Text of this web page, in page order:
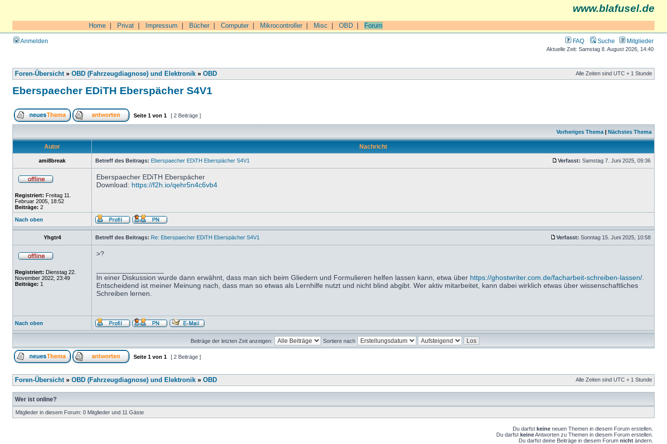
www.blafusel.de
Home Privat Impressum Bücher| Computer| Mikrocontroller| Misc OBD Forum
Anmelden FAQ Suche Mitglieder
Aktuelle Zeit: Samstag 8. August 2026, 14:40
Foren-Übersicht» OBD (Fahrzeugdiagnose) und Elektronik » OBD Alle Zeiten sind UTC + 1 Stunde
Eberspaecher EDiTH Eberspächer S4V1
Seite 1 von 1 [ 2 Beiträge ]
Vorheriges Thema | Nächstes Thema
Autor Nachricht
ami8break Betreff des Beitrags: Eberspaecher EDiTH Eberspächer S4V1 Verfasst: Samstag 7. Juni 2025, 09:36
Registriert: Freitag 11.
Februar 2005, 18:52
Beiträge: 2
Eberspaecher EDiTH Eberspächer
Download: https://f2h.io/qehr5n4c6vb4
Nach oben
Yhgtr4 Betreff des Beitrags: Re: Eberspaecher EDiTH Eberspächer S4V1 Verfasst: Sonntag 15. Juni 2025, 10:58
Registriert: Dienstag 22.
November 2022, 23:49
Beiträge: 1
>?
In einer Diskussion wurde dann erwähnt, dass man sich beim Gliedern und Formulieren helfen lassen kann, etwa über https://ghostwriter.com.de/facharbeit-schreiben-lassen/
Entscheidend ist meiner Meinung nach, dass man so etwas als Lernhilfe nutzt und nicht blind abgibt. Wer aktiv mitarbeitet, kann dabei wirklich etwas über wissenschaftliches
Schreiben lernen.
Nach oben
Beiträge der letzten Zeit anzeigen: Sortiere nach
Seite 1 von 1 [ 2 Beiträge ]
Foren-Übersicht» OBD (Fahrzeugdiagnose) und Elektronik » OBD Alle Zeiten sind UTC + 1 Stunde
Wer ist online?
Mitglieder in diesem Forum: 0 Mitglieder und 11 Gäste
Du darfst keine neuen Themen in diesem Forum erstellen.
Du darfst keineAntworten zu Themen in diesem Forum erstellen.
Du darfst deine Beiträge in diesem Forum nicht ändern.